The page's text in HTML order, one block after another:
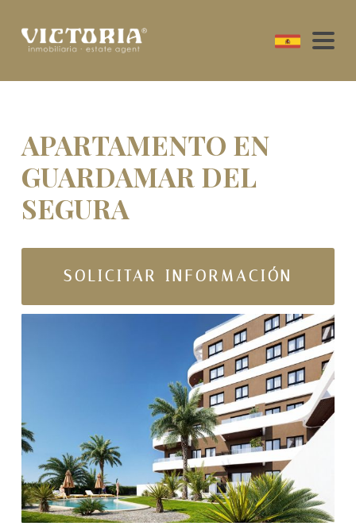
APARTAMENTO EN
GUARDAMAR DEL
SEGURA
SOLICITAR INFORMACIÓN